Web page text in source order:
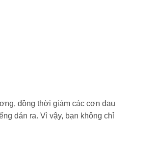
đồng thời giảm các cơn đau
dán ra. Vì vậy, bạn không chỉ